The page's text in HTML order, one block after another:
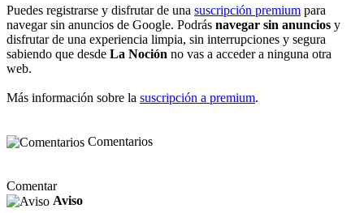
Puedes registrarse y disfrutar de una suscripción premium para
navegar sin anuncios de Google. Podrás navegar sin anuncios y
disfrutar de una experiencia limpia, sin interrupciones y segura
sabiendo que desde La Noción no vas a acceder a ninguna otra
web.
Más información sobre la suscripción a premium.
Comentarios
Comentar
Aviso